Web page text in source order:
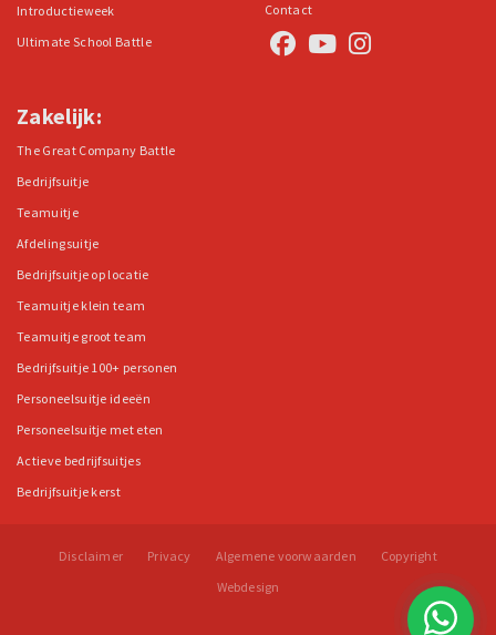
Introductieweek
Ultimate School Battle
Contact
Zakelijk:
The Great Company Battle
Bedrijfsuitje
Teamuitje
Afdelingsuitje
Bedrijfsuitje op locatie
Teamuitje klein team
Teamuitje groot team
Bedrijfsuitje 100+ personen
Personeelsuitje ideeën
Personeelsuitje met eten
Actieve bedrijfsuitjes
Bedrijfsuitje kerst
Disclaimer Privacy Algemene voorwaarden
Copyright
Webdesign